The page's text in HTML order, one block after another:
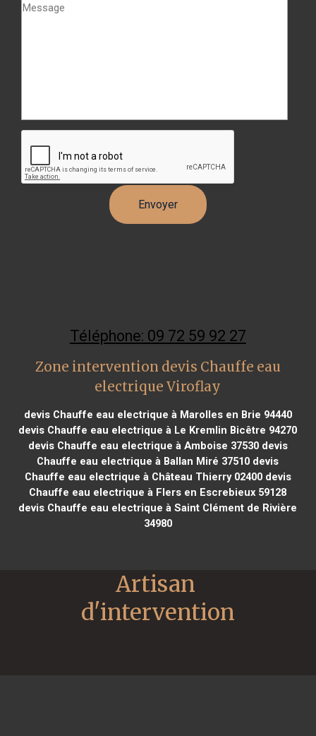
Téléphone: 09 72 59 92 27
Zone intervention devis Chauffe eau
electrique Viroflay
devis Chauffe eau electrique à Marolles en Brie 94440
devis Chauffe eau electrique à Le Kremlin Bicêtre 94270
devis Chauffe eau electrique à Amboise 37530devis
Chauffe eau electrique à Ballan Miré 37510 devis
Chauffe eau electrique à Château Thierry 02400devis
Chauffe eau electrique à Flers en Escrebieux 59128
devis Chauffe eau electrique à Saint Clément de Rivière
34980
Artisan
d'intervention